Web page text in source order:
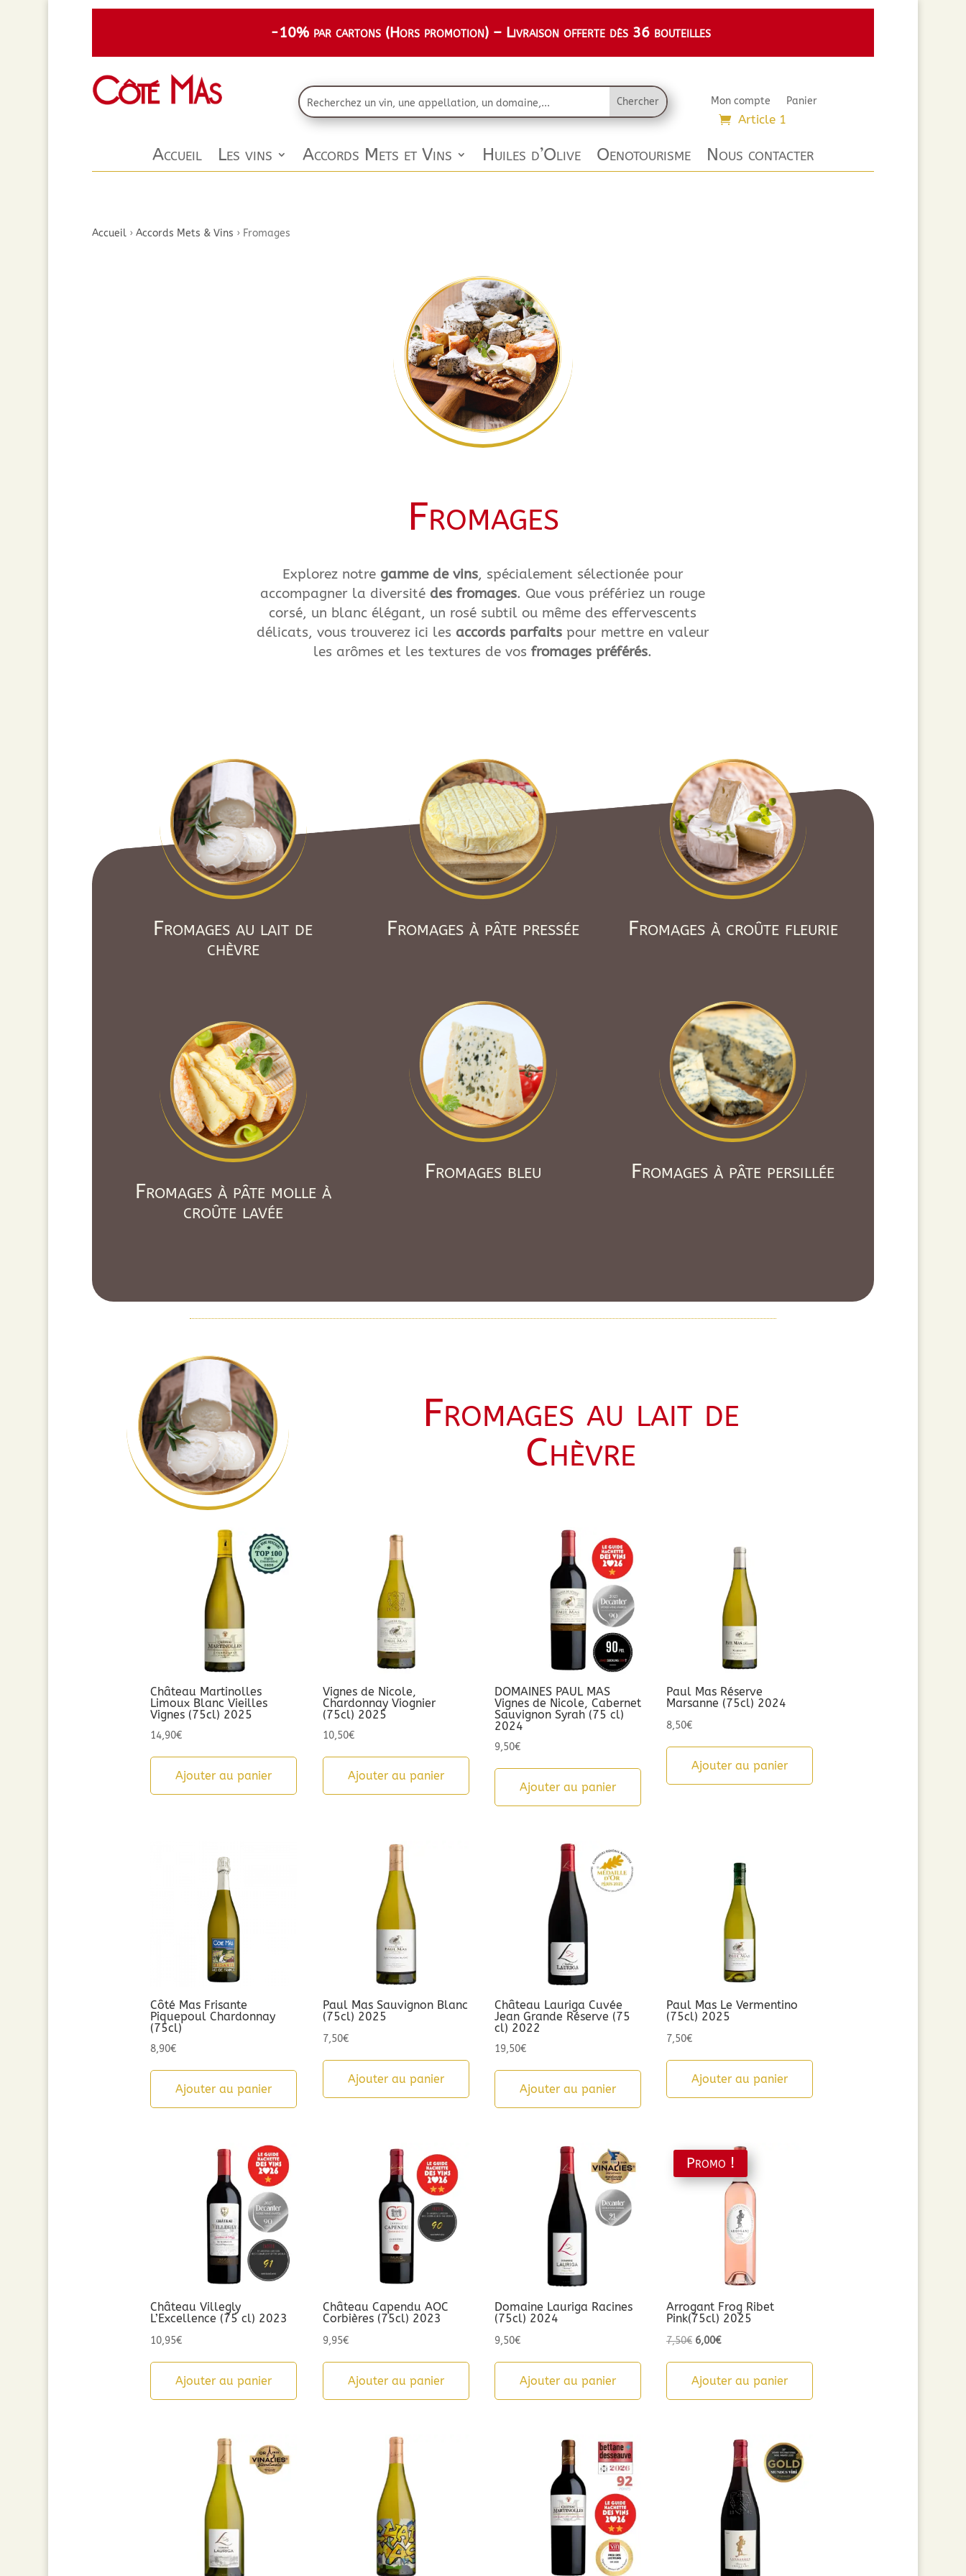
-10% par cartons (Hors promotion) – Livraison offerte dès 36 bouteilles
Mon compte Panier
Article 1
Accueil Les vins Accords Mets et Vins Huiles d’Olive Oenotourisme Nous contacter
Accueil› Accords Mets & Vins › Fromages
Fromages
Explorez notre gamme de vins, spécialement sélectionée pour
accompagner la diversité des fromages. Que vous préfériez un rouge
corsé, un blanc élégant, un rosé subtil ou même des effervescents
délicats, vous trouverez ici les accords parfaitspour mettre en valeur
les arômes et les textures de vosfromages préférés.
Fromages au lait de
chèvre
Fromages à pâte molle à
croûte lavée
Fromages à pâte pressée
Fromages bleu
Fromages à croûte fleurie
Fromages à pâte persillée
Fromages au lait de
Chèvre
Château Martinolles
Limoux Blanc Vieilles
Vignes (75cl) 2025
14,90€
Ajouter au panier
Vignes de Nicole,
Chardonnay Viognier
(75cl) 2025
10,50€
Ajouter au panier
DOMAINES PAUL MAS
Vignes de Nicole, Cabernet
Sauvignon Syrah (75 cl)
2024
9,50€
Ajouter au panier
Paul Mas Réserve
Marsanne (75cl) 2024
8,50€
Ajouter au panier
Côté Mas Frisante
Piquepoul Chardonnay
(75cl)
8,90€
Ajouter au panier
Paul Mas Sauvignon Blanc
(75cl) 2025
7,50€
Ajouter au panier
Château Lauriga Cuvée
Jean Grande Réserve (75
cl) 2022
19,50€
Ajouter au panier
Paul Mas Le Vermentino
(75cl) 2025
7,50€
Ajouter au panier
Château Villegly
L’Excellence (75 cl) 2023
10,95€
Ajouter au panier
Château Capendu AOC
Corbières (75cl) 2023
9,95€
Ajouter au panier
Domaine Lauriga Racines
(75cl) 2024
9,50€
Ajouter au panier
Promo !
Arrogant Frog Ribet
Pink(75cl) 2025
7,50€ Le
initial
6,00€Le
actuel
Ajouter au panier